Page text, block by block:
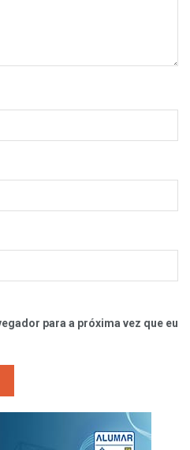
para a próxima vez que eu